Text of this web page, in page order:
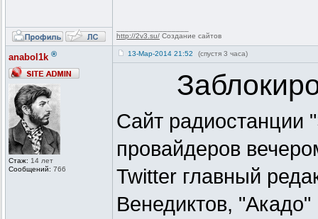
http://2v3.su/ Создание сайтов
anabol1k ®
Стаж: 14 лет
Сообщений: 766
13-Мар-2014 21:52 (спустя 3 часа)
Сайт радиостанции
провайдеров
Twitter главный
Венедиктов, "Акадо"